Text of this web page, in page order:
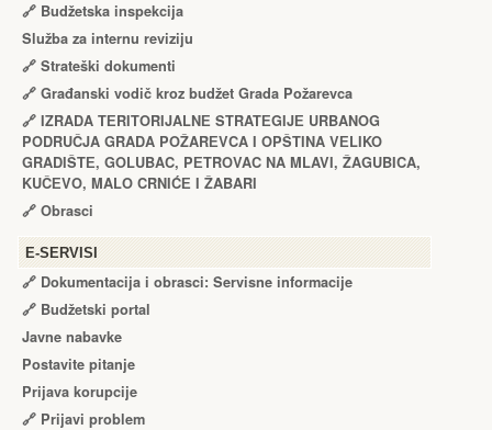
🔗 Budžetska inspekcija
Služba za internu reviziju
🔗 Strateški dokumenti
🔗 Građanski vodič kroz budžet Grada Požarevca
🔗 IZRADA TЕRITORIJALNЕ STRATЕGIJЕ URBANOG
PODRUČJA GRADA POŽARЕVCA I OPŠTINA VЕLIKO
GRADIŠTЕ, GOLUBAC, PЕTROVAC NA MLAVI, ŽAGUBICA,
KUČЕVO, MALO CRNIĆЕ I ŽABARI
🔗 Obrasci
Е-SERVISI
🔗 Dokumentacija i obrasci: Servisne informacije
🔗 Budžetski portal
Javne nabavke
Postavite pitanje
Prijava korupcije
🔗 Prijavi problem